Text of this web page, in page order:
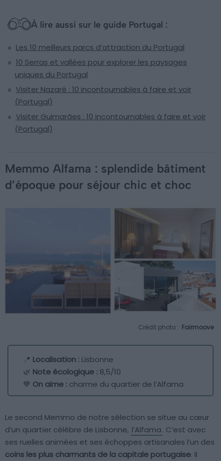
À lire aussi sur le guide Portugal :
Les 10 meilleurs parcs d’attraction du Portugal
10 Serras et vallées pour explorer les paysages
uniques du Portugal
Visiter Nazaré : 10 incontournables à faire et voir
(Portugal)
Visiter Guimarães : 10 incontournables à faire et voir
(Portugal)
Memmo Alfama : splendide bâtiment
d’époque pour séjour chic et choc
Crédit photo : Fairmoove
📍 Localisation : Lisbonne
🌿 Note écologique : 8,5/10
💙 On aime : charme du quartier de l’Alfama
Le second Memmo de notre sélection se situe au cœur
d’un quartier célèbre de Lisbonne, l’Alfama. C’est avec
ses ruelles animées et ses échoppes artisanales l’un des
coins les plus charmants de la capitale portugaise. Il